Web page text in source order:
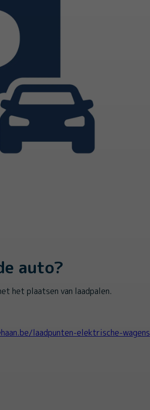
auto?
het plaatsen van laadpalen.
laadpunten-elektrische-wagens